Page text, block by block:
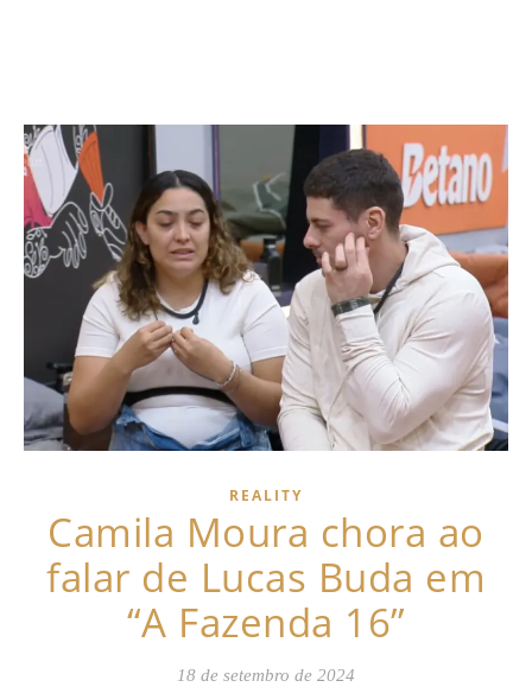
REALITY
Camila Moura chora ao
falar de Lucas Buda em
“A Fazenda 16”
18 de setembro de 2024